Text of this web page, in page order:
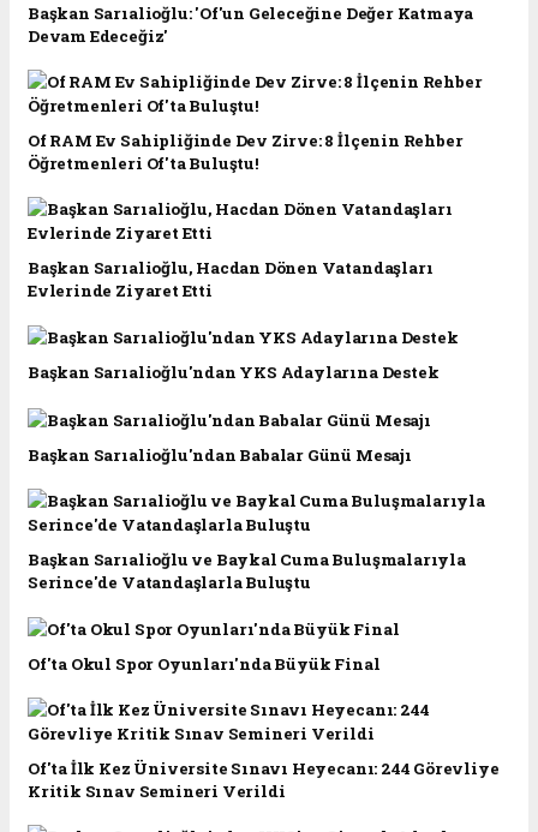
Başkan Sarıalioğlu: 'Of'un Geleceğine Değer Katmaya
Devam Edeceğiz'
Of RAM Ev Sahipliğinde Dev Zirve: 8 İlçenin Rehber
Öğretmenleri Of'ta Buluştu!
Başkan Sarıalioğlu, Hacdan Dönen Vatandaşları
Evlerinde Ziyaret Etti
Başkan Sarıalioğlu'ndan YKS Adaylarına Destek
Başkan Sarıalioğlu'ndan Babalar Günü Mesajı
Başkan Sarıalioğlu ve Baykal Cuma Buluşmalarıyla
Serince'de Vatandaşlarla Buluştu
Of'ta Okul Spor Oyunları'nda Büyük Final
Of'ta İlk Kez Üniversite Sınavı Heyecanı: 244 Görevliye
Kritik Sınav Semineri Verildi